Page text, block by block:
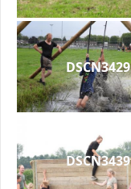
DSCN3429
DSCN3439